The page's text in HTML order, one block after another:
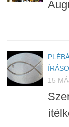
15